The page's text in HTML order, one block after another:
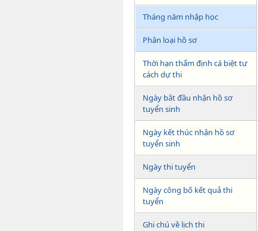
Tháng năm nhập học
Phân loại hồ sơ
Thời hạn thẩm định cá biệt tư
cách dự thi
Ngày bắt đầu nhận hồ sơ
tuyển sinh
Ngày kết thúc nhận hồ sơ
tuyển sinh
Ngày thi tuyển
Ngày công bố kết quả thi
tuyển
Ghi chú về lịch thi